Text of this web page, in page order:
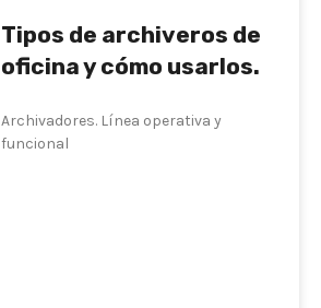
Tipos de archiveros de
oficina y cómo usarlos.
Archivadores. Línea operativa y
funcional